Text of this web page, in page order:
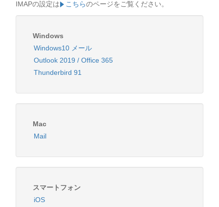
IMAPの設定は こちらのページをご覧ください。
Windows
Windows10 メール
Outlook 2019 / Office 365
Thunderbird 91
Mac
Mail
スマートフォン
iOS